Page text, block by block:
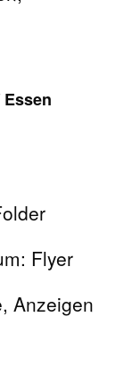
Flyer
Anzeigen